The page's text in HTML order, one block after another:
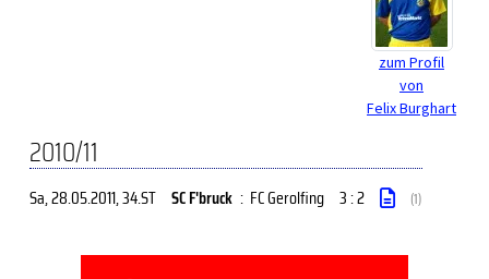
zum Profil
von
Felix Burghart
2010/11
Sa, 28.05.2011, 34.ST SC F'bruck : FC Gerolfing 3 : 2 (1)